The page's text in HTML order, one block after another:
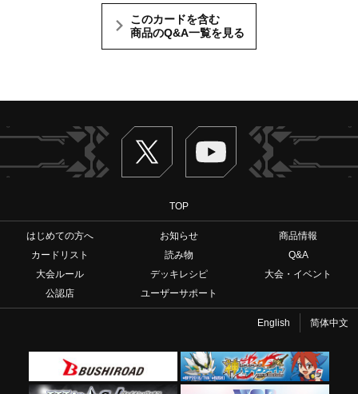
このカードを含む
商品のQ&A一覧を見る
Twitter ヴァンガードch
TOP
はじめての方へ お知らせ
商品情報
カードリスト
読み物
Q&A
大会ルール
デッキレシピ
大会・イベント
公認店
ユーザーサポート
English 简体中文